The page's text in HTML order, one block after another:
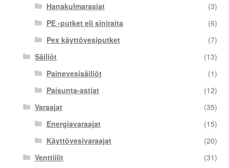
Hanakulmarasiat
(3)
PE -putket eli siniraita
(6)
Pex käyttövesiputket
(7)
Säiliöt
(13)
Painevesisäiliöt
(1)
Paisunta-astiat
(12)
Varaajat
(35)
Energiavaraajat
(15)
Käyttövesivaraajat
(20)
Venttiilit
(31)